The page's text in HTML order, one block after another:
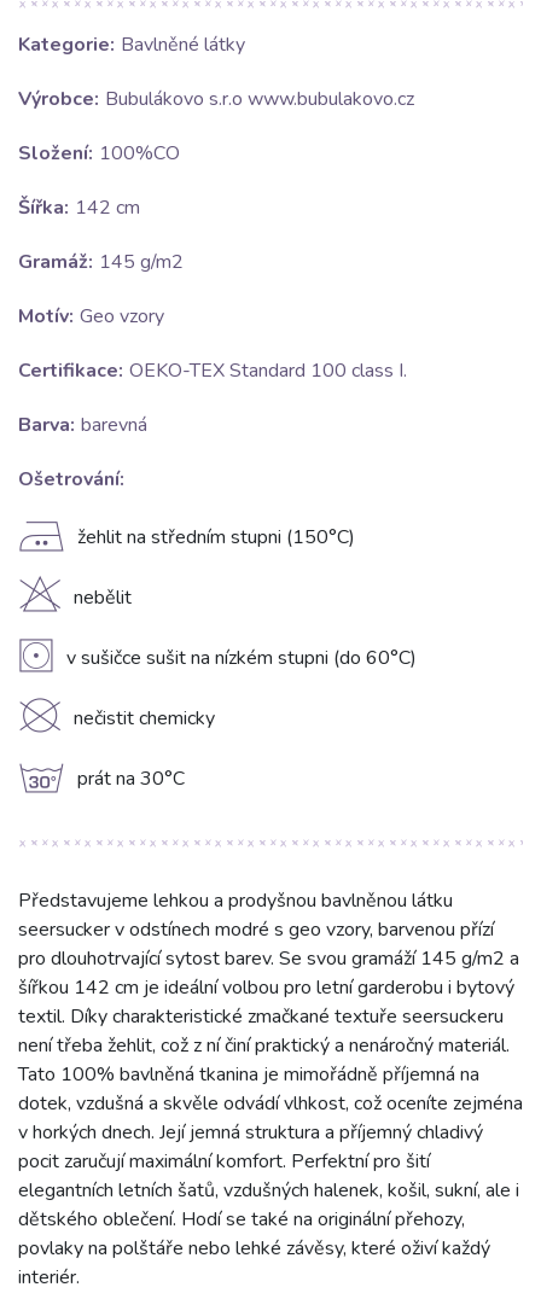
Kategorie: Bavlněné látky
Výrobce: Bubulákovo s.r.o www.bubulakovo.cz
Složení: 100%CO
Šířka: 142 cm
Gramáž: 145 g/m2
Motív: Geo vzory
Certifikace: OEKO-TEX Standard 100 class I.
Barva: barevná
Ošetrování:
E žehlit na středním stupni (150°C)
H nebělit
V v sušičce sušit na nízkém stupni (do 60°C)
K nečistit chemicky
g prát na 30°C
Představujeme lehkou a prodyšnou bavlněnou látku
seersucker v odstínech modré s geo vzory, barvenou přízí
pro dlouhotrvající sytost barev. Se svou gramáží 145 g/m2 a
šířkou 142 cm je ideální volbou pro letní garderobu i bytový
textil. Díky charakteristické zmačkané textuře seersuckeru
není třeba žehlit, což z ní činí praktický a nenáročný materiál.
Tato 100% bavlněná tkanina je mimořádně příjemná na
dotek, vzdušná a skvěle odvádí vlhkost, což oceníte zejména
v horkých dnech. Její jemná struktura a příjemný chladivý
pocit zaručují maximální komfort. Perfektní pro šití
elegantních letních šatů, vzdušných halenek, košil, sukní, ale i
dětského oblečení. Hodí se také na originální přehozy,
povlaky na polštáře nebo lehké závěsy, které oživí každý
interiér.